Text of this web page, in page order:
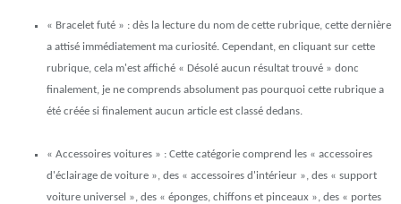
« Bracelet futé » : dès la lecture du nom de cette rubrique, cette dernière
a attisé immédiatement ma curiosité. Cependant, en cliquant sur cette
rubrique, cela m'est affiché « Désolé aucun résultat trouvé » donc
finalement, je ne comprends absolument pas pourquoi cette rubrique a
été créée si finalement aucun article est classé dedans.
« Accessoires voitures » : Cette catégorie comprend les « accessoires
d'éclairage de voiture », des « accessoires d'intérieur », des « support
voiture universel », des « éponges, chiffons et pinceaux », des « portes